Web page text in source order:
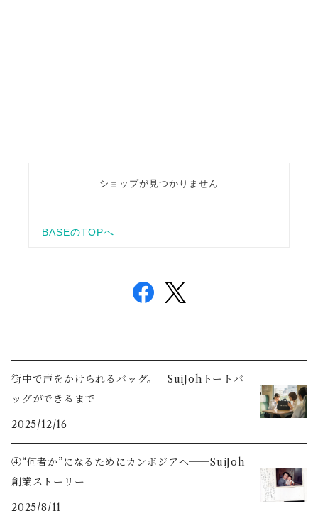
街中で声をかけられるバッグ。--SuiJohトートバ
ッグができるまで--
2025/12/16
④“何者か”になるためにカンボジアへ──SuiJoh
創業ストーリー
2025/8/11